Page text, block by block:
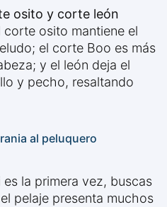
osito y corte león
osito mantiene el
el corte Boo es más
y el león deja el
y pecho, resaltando
al peluquero
la primera vez, buscas
pelaje presenta muchos